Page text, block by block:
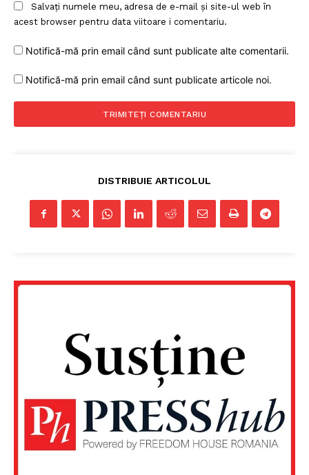
PRESShub
Proiecte editoriale
Salvați numele meu, adresa de e-mail și site-ul web în
acest browser pentru data viitoare i comentariu.
Notifică-mă prin email când sunt publicate alte comentarii.
Notifică-mă prin email când sunt publicate articole noi.
DISTRIBUIE ARTICOLUL